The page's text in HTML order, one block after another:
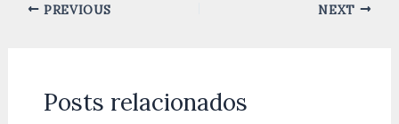
PREVIOUS NEXT
Posts relacionados